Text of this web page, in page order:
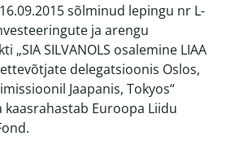
16.09.2015 sõlminud lepingu nr L-
ja arengu
„SIA SILVANOLS osalemine LIAA
delegatsioonis Oslos,
Jaapanis, Tokyos“
kaasrahastab Euroopa Liidu